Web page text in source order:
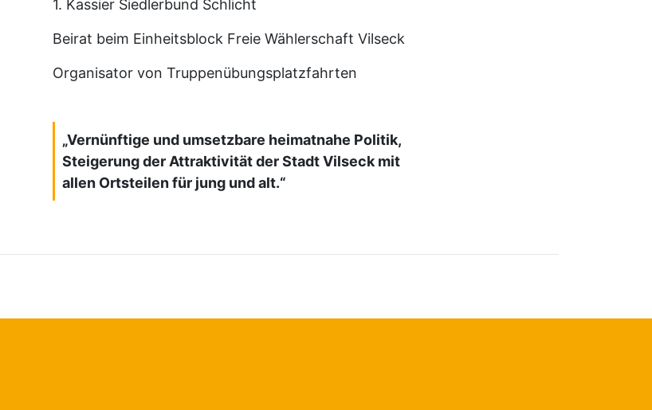
1. Kassier Siedlerbund Schlicht
Beirat beim Einheitsblock Freie Wählerschaft Vilseck
Organisator von Truppenübungsplatzfahrten
„Vernünftige und umsetzbare heimatnahe Politik,
Steigerung der Attraktivität der Stadt Vilseck mit
allen Ortsteilen für jung und alt.“